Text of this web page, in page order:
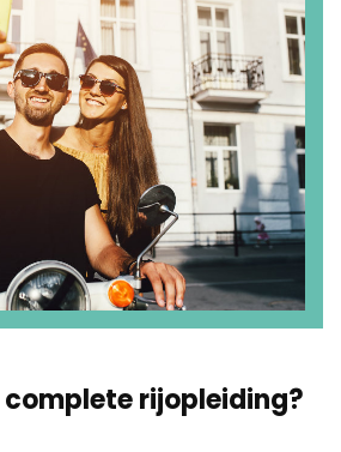
complete rijopleiding?